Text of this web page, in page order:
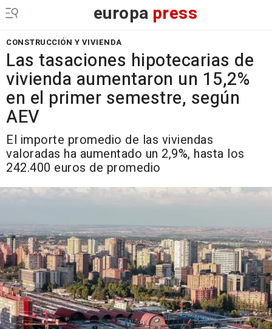
europa press
CONSTRUCCIÓN Y VIVIENDA
Las tasaciones hipotecarias de
vivienda aumentaron un 15,2%
en el primer semestre, según
AEV
El importe promedio de las viviendas
valoradas ha aumentado un 2,9%, hasta los
242.400 euros de promedio